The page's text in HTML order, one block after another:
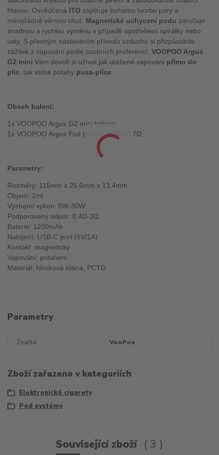
hlavou. Osvědčená ITO zajišťuje bohatou tvorbu páry a
mimořádně věrnou chuť. Magnetické uchycení podu zaručuje
snadnou a rychlou výměnu v případě opotřebení spirálky nebo
vaty. S přesným nastavením přívodu vzduchu si přizpůsobíte
zážitek z vapování podle osobních preferencí. VOOPOO Argus
G2 mini Vám dovolí si užívat jak utažené vapování přímo do
plic, tak volné potahy pusa-plíce.
Obsah balení:
1x VOOPOO Argus G2 mini baterie
1x VOOPOO Argus Pod (horní plnění) 0,7Ω
Parametry:
Rozměry: 115mm x 25,6mm x 13,4mm
Objem: 2ml
Výstupní výkon: 5W-30W
Podporovaný odpor: 0,4Ω-3Ω
Baterie: 1200mAh
Nabíjení: USB-C port (5V/1A)
Kontakt: magnetický
Vapování: potahem
Materiál: hliníková slitina, PCTG
Parametry
Značka VooPoo
Zboží zařazeno v kategoriích
Elektronické cigarety
Pod systémy
Související zboží 3